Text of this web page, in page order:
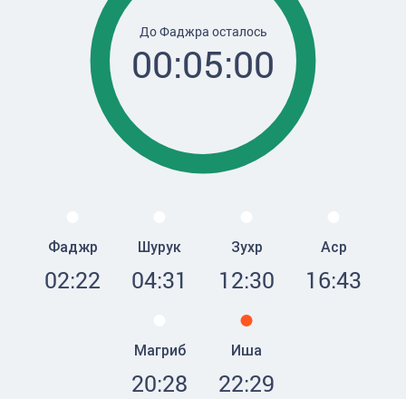
До Фаджра осталось
00:05:00
Фаджр
02:22
Шурук
04:31
Зухр
12:30
Аср
16:43
Магриб
20:28
Иша
22:29